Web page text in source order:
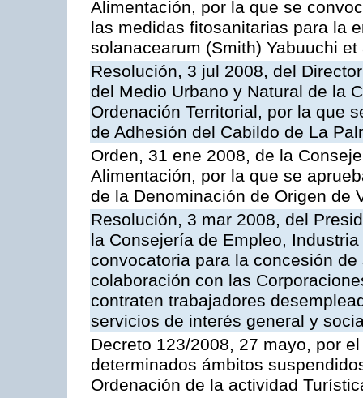
Alimentación, por la que se
las medidas fitosanitarias para la
solanacearum (Smith) Yabuuchi
Resolución, 3 jul 2008, del
del Medio Urbano y Natural de la
Ordenación Territorial, por la que
de Adhesión del Cabildo de La
Orden, 31 ene 2008, de la
Alimentación, por la que se
de la Denominación de Origen de
Resolución, 3 mar 2008, del
la Consejería de Empleo,
convocatoria para la concesión
colaboración con las
contraten trabajadores
servicios de interés general y
Decreto 123/2008, 27 mayo, por
determinados ámbitos
Ordenación de la actividad